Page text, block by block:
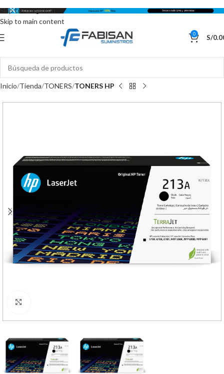
Skip to navigation
Skip to main content
0 S/
Inicio Tienda TONERS TONERS HP